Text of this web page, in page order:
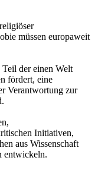
müssen europaweit
der einen Welt
fördert, eine
Verantwortung zur
Initiativen,
aus Wissenschaft
entwickeln.